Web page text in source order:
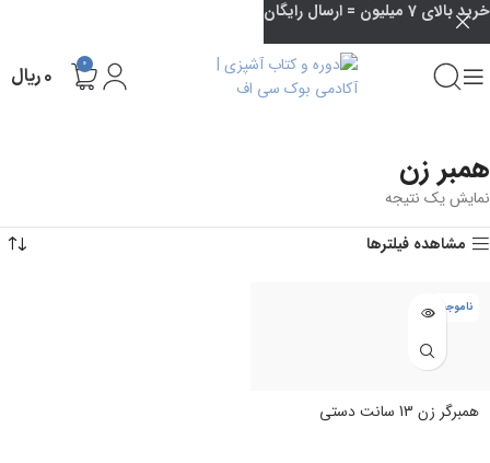
0 ۰ریال
همبر زن
نمایش یک نتیجه
مشاهده فیلترها
ناموجود
همبرگر زن 13 سانت دستی
خرید بالای 7 میلیون = ارسال رایگان